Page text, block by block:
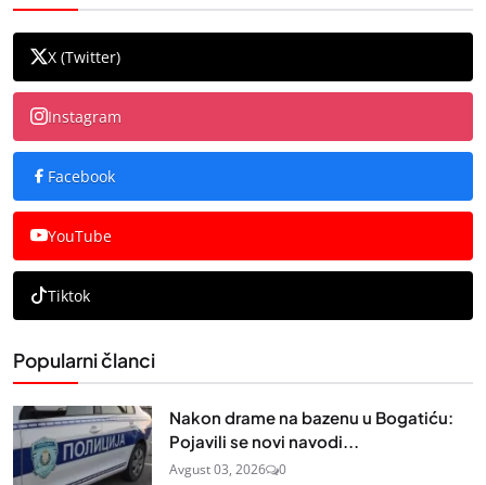
X (Twitter)
Instagram
Facebook
YouTube
Tiktok
Popularni članci
Nakon drame na bazenu u Bogatiću:
Pojavili se novi navodi...
Avgust 03, 2026 0